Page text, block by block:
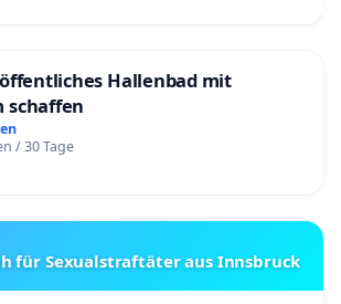
Hallenbad mit
schaffen
/ 30 Tage
für Sexualstraftäter aus Innsbruck